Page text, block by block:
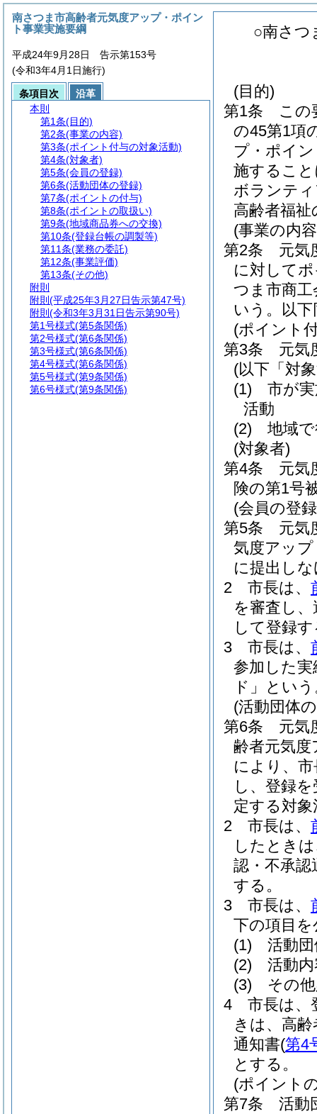
○南さつ
(目的)
第1条
この
の45第1項
プ・ポイ
施するこ
ボランテ
高齢者福
(事業の内
第2条
元気
に対して
つま市商
いう。以下
(ポイント
第3条
元気
(以下「対
(1)
市が
活動
(2)
地域
(対象者)
第4条
元気
険の第1号
(会員の登
第5条
元気
気度アッ
に提出し
2
市長は、
を審査し
して登録
3
市長は、
参加した
ド」とい
(活動団体
第6条
元気
齢者元気
により、
し、登録
定する対
2
市長は、
したとき
認・不承認
する。
3
市長は、
下の項目
(1)
活動
(2)
活動
(3)
その
4
市長は、
きは、高
通知書(第4
とする。
(ポイント
第7条
活動
南さつま市高齢者元気度アップ・ポイン
ト事業実施要綱
平成24年9月28日 告示第153号
(令和3年4月1日施行)
条項目次
沿革
本則
第1条(目的)
第2条(事業の内容)
第3条(ポイント付与の対象活動)
第4条(対象者)
第5条(会員の登録)
第6条(活動団体の登録)
第7条(ポイントの付与)
第8条(ポイントの取扱い)
第9条(地域商品券への交換)
第10条(登録台帳の調製等)
第11条(業務の委託)
第12条(事業評価)
第13条(その他)
附則
附則 (平成25年3月27日告示第47号)
附則 (令和3年3月31日告示第90号)
第1号様式(第5条関係)
第2号様式(第6条関係)
第3号様式(第6条関係)
第4号様式(第6条関係)
第5号様式(第9条関係)
第6号様式(第9条関係)